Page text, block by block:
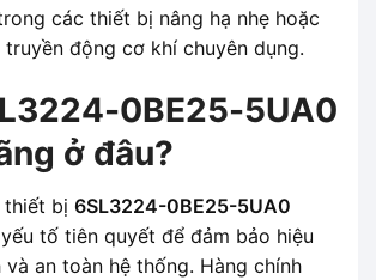
các thiết bị nâng hạ nhẹ hoặc
động cơ khí chuyên dụng.
0BE25-5UA0
ở đâu?
thiết bị 6SL3224-0BE25-5UA0
tố tiên quyết để đảm bảo hiệu
và an toàn hệ thống. Hàng chính